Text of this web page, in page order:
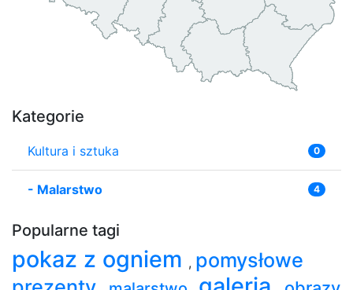
Kategorie
Kultura i sztuka 0
- Malarstwo 4
Popularne tagi
pokaz z ogniem , pomysłowe